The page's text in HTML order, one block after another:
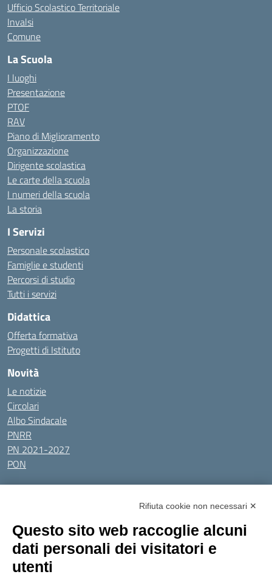
Ufficio Scolastico Territoriale
Invalsi
Comune
La Scuola
I luoghi
Presentazione
PTOF
RAV
Piano di Miglioramento
Organizzazione
Dirigente scolastica
Le carte della scuola
I numeri della scuola
La storia
I Servizi
Personale scolastico
Famiglie e studenti
Percorsi di studio
Tutti i servizi
Didattica
Offerta formativa
Progetti di Istituto
Novità
Le notizie
Circolari
Albo Sindacale
PNRR
PN 2021-2027
PON
Tutti gli argomenti
Amministrazione Trasparente
Privacy Policy
Dichiarazione di accessibilitàObiettivi di accessibilità
Seguici su:
Rifiuta cookie non necessari ✕
Questo sito web raccoglie alcuni
dati personali dei visitatori e
utenti